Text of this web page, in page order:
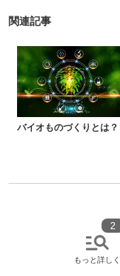
関連記事
バイオものづくりとは？
もっと詳しく
2